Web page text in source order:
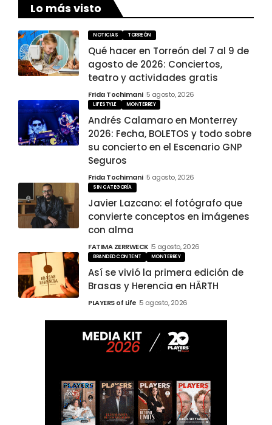
Lo más visto
NOTICIAS TORREÓN
Qué hacer en Torreón del 7 al 9 de
agosto de 2026: Conciertos,
teatro y actividades gratis
Frida Tochimani 5 agosto, 2026
LIFESTYLE MONTERREY
Andrés Calamaro en Monterrey
2026: Fecha, BOLETOS y todo sobre
su concierto en el Escenario GNP
Seguros
Frida Tochimani 5 agosto, 2026
SIN CATEGORÍA
Javier Lazcano: el fotógrafo que
convierte conceptos en imágenes
con alma
FATIMA ZERRWECK 5 agosto, 2026
BRANDED CONTENT MONTERREY
Así se vivió la primera edición de
Brasas y Herencia en HÄRTH
PLAYERS of Life 5 agosto, 2026